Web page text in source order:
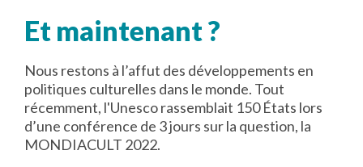
Et maintenant ?
Nous restons à l’affut des développements en
politiques culturelles dans le monde. Tout
récemment, l'Unesco rassemblait 150 États lors
d’une conférence de 3 jours sur la question, la
MONDIACULT 2022.